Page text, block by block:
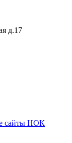
д.17
сайты НОК